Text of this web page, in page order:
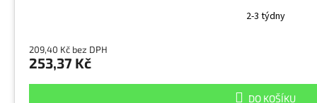
2-3 týdny
209,40 Kč bez DPH
253,37 Kč
DO KOŠÍKU